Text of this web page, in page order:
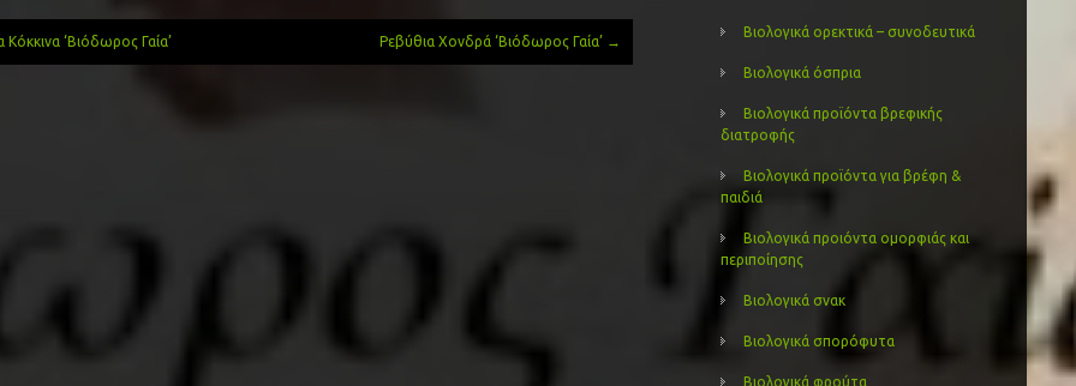
‘Βιόδωρος Γαία’ Ρεβύθια Χονδρά ‘Βιόδωρος Γαία’ →
Βιολογικά ορεκτικά – συνοδευτικά
Βιολογικά όσπρια
Βιολογικά προϊόντα βρεφικής
διατροφής
Βιολογικά προϊόντα για βρέφη &
παιδιά
Βιολογικά προιόντα ομορφιάς και
περιποίησης
Βιολογικά σνακ
Βιολογικά σπορόφυτα
Βιολογικά φρούτα